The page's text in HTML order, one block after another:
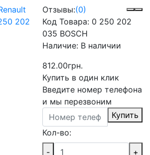
Отзывы:(0)
Код Товара: 0 250 202
035 BOSCH
Наличие: В наличии
812.00грн.
Купить в один клик
Введите номер телефона
и мы перезвоним
Купить
Кол-во:
-
+